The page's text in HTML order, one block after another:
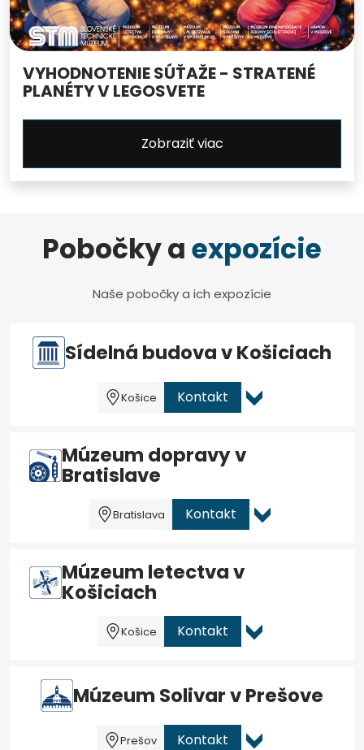
VYHODNOTENIE SÚŤAŽE - STRATENÉ
PLANÉTY V LEGOSVETE
Zobraziť viac
Pobočky aexpozície
Naše pobočky a ich expozície
Sídelná budova v Košiciach
Košice Kontakt
Múzeum dopravy v
Bratislave
Bratislava Kontakt
Múzeum letectva v
Košiciach
Košice Kontakt
Múzeum Solivar v Prešove
Prešov Kontakt